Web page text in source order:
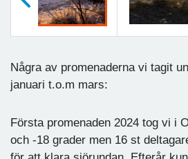
Några av promenaderna vi tagit
januari t.o.m mars:
Första promenaden 2024 tog vi i
och -18 grader men 16 st